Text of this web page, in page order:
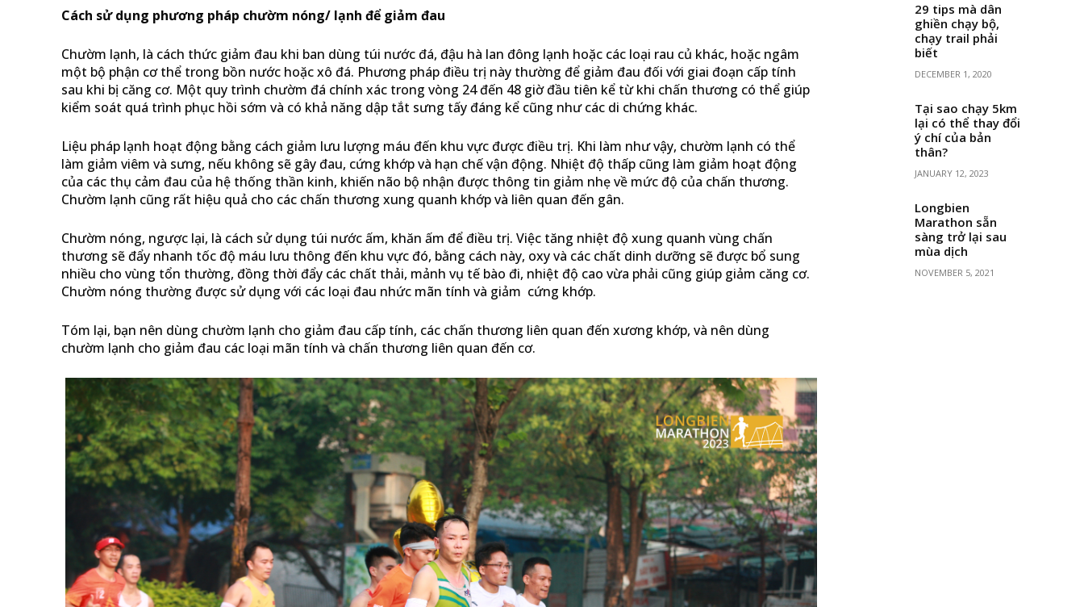
Cách sử dụng phương pháp chườm nóng/ lạnh để giảm đau
Chườm lạnh, là cách thức giảm đau khi ban dùng túi nước đá, đậu hà lan đông lạnh hoặc các loại rau củ khác, hoặc ngâm
một bộ phận cơ thể trong bồn nước hoặc xô đá. Phương pháp điều trị này thường để giảm đau đối với giai đoạn cấp tính
sau khi bị căng cơ. Một quy trình chườm đá chính xác trong vòng 24 đến 48 giờ đầu tiên kể từ khi chấn thương có thể giúp
kiểm soát quá trình phục hồi sớm và có khả năng dập tắt sưng tấy đáng kể cũng như các di chứng khác.
Liệu pháp lạnh hoạt động bằng cách giảm lưu lượng máu đến khu vực được điều trị. Khi làm như vậy, chườm lạnh có thể
làm giảm viêm và sưng, nếu không sẽ gây đau, cứng khớp và hạn chế vận động. Nhiệt độ thấp cũng làm giảm hoạt động
của các thụ cảm đau của hệ thống thần kinh, khiến não bộ nhận được thông tin giảm nhẹ về mức độ của chấn thương.
Chườm lạnh cũng rất hiệu quả cho các chấn thương xung quanh khớp và liên quan đến gân.
Chườm nóng, ngược lại, là cách sử dụng túi nước ấm, khăn ấm để điều trị. Việc tăng nhiệt độ xung quanh vùng chấn
thương sẽ đẩy nhanh tốc độ máu lưu thông đến khu vực đó, bằng cách này, oxy và các chất dinh dưỡng sẽ được bổ sung
nhiều cho vùng tổn thường, đồng thời đẩy các chất thải, mảnh vụ tế bào đi, nhiệt độ cao vừa phải cũng giúp giảm căng cơ.
Chườm nóng thường được sử dụng với các loại đau nhức mãn tính và giảm cứng khớp.
Tóm lại, bạn nên dùng chườm lạnh cho giảm đau cấp tính, các chấn thương liên quan đến xương khớp, và nên dùng
chườm lạnh cho giảm đau các loại mãn tính và chấn thương liên quan đến cơ.
29 tips mà dân
ghiền chạy bộ,
chạy trail phải
biết
DECEMBER 1, 2020
Tại sao chạy 5km
lại có thể thay đổi
ý chí của bản
thân?
JANUARY 12, 2023
Longbien
Marathon sẵn
sàng trở lại sau
mùa dịch
NOVEMBER 5, 2021